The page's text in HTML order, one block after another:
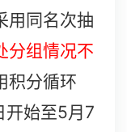
用同名次抽
分组情况不
积分循环
开始至5月 7